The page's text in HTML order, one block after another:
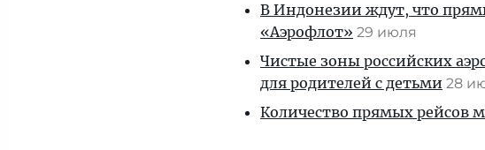
В Индонезии ждут, что
«Аэрофлот» 29 июля
Чистые зоны российских
для родителей с детьми 28
Количество прямых рейсов